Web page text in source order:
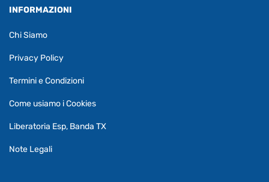
INFORMAZIONI
Chi Siamo
Privacy Policy
Termini e Condizioni
Come usiamo i Cookies
Liberatoria Esp, Banda TX
Note Legali